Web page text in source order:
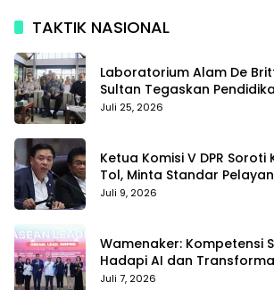
TAKTIK NASIONAL
Laboratorium Alam De
Sultan Tegaskan
Membentuk Karakter
Juli 25, 2026
Ketua Komisi V DPR
Tol, Minta Standar
Juli 9, 2026
Wamenaker: Kompetensi
Hadapi AI dan
Juli 7, 2026